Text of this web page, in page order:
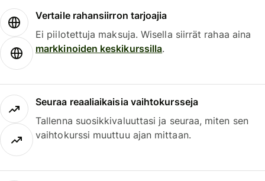
Vertaile rahansiirron tarjoajia
Ei piilotettuja maksuja. Wisella siirrät rahaa aina
markkinoiden keskikurssilla.
Seuraa reaaliaikaisia vaihtokursseja
Tallenna suosikkivaluuttasi ja seuraa, miten sen
vaihtokurssi muuttuu ajan mittaan.